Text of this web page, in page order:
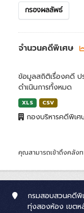
กรองผลลัพธ์
จำนวนคดีพิเศษ
ข้อมูลสถิติเรื่องคดี ป
ดำเนินการทั้งหมด
XLS CSV
กองบริหารคดีพิเ
คุณสามารถเข้าถึงคลัง
กรมสอบสวนคดีพิ
ทุ่งสองห้อง เขตห